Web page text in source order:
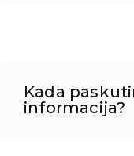
Kada
informacija?